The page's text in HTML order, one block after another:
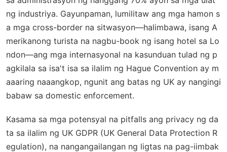
ng industriya. Gayunpaman, lumilitaw ang mga hamon s
a mga cross-border na sitwasyon—halimbawa, isang A
merikanong turista na nagbu-book ng isang hotel sa Lo
ndon—ang mga internasyonal na kasunduan tulad ng p
agkilala sa isa't isa sa ilalim ng Hague Convention ay m
aaaring naaangkop, ngunit ang batas ng UK ay nangingi
babaw sa domestic enforcement.
Kasama sa mga potensyal na pitfalls ang privacy ng da
ta sa ilalim ng UK GDPR (UK General Data Protection R
egulation), na nangangailangan ng ligtas na pag-iimbak